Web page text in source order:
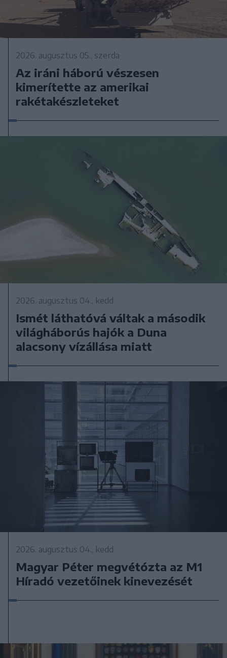
2026. augusztus 05., szerda
Az iráni háború vészesen
kimerítette az amerikai
rakétakészleteket
2026. augusztus 04., kedd
Ismét láthatóvá váltak a második
világháborús hajók a Duna
alacsony vízállása miatt
2026. augusztus 04., kedd
Magyar Péter megvétózta az M1
Híradó vezetőinek kinevezését